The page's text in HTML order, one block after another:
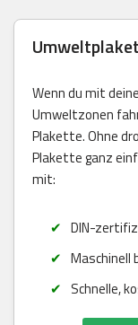
Wenn du mit
Umweltzonen
Plakette. Ohne
Plakette ganz
mit:
DIN-
Maschinell
Schnelle,